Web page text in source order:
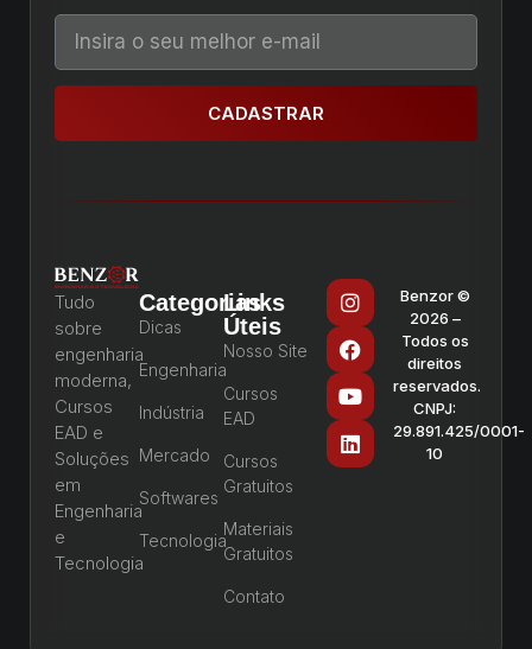
CADASTRAR
Tudo
sobre
engenharia
moderna,
Cursos
EAD e
Soluções
em
Engenharia
e
Tecnologia
Categorias
Dicas
Engenharia
Indústria
Mercado
Softwares
Tecnologia
Links
Úteis
Nosso Site
Cursos
EAD
Cursos
Gratuitos
Materiais
Gratuitos
Contato
Benzor ©
2026 –
Todos os
direitos
reservados.
CNPJ:
29.891.425/0001-
10